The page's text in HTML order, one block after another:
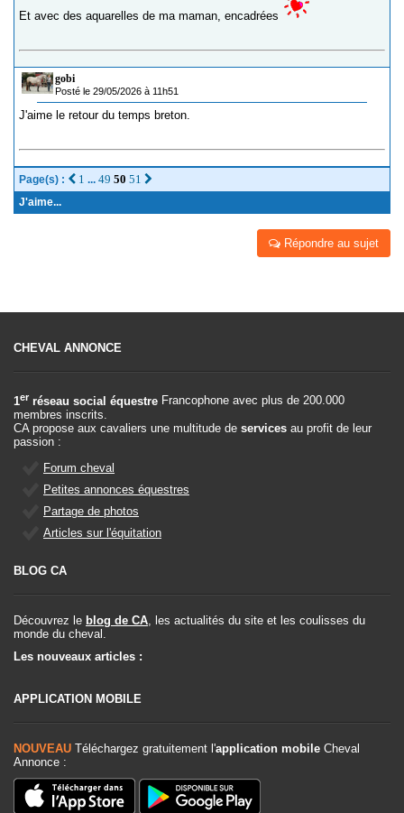
Et avec des aquarelles de ma maman, encadrées
gobi
Posté le 29/05/2026 à 11h51
J'aime le retour du temps breton.
Page(s) : 1 ... 49 50 51
J'aime...
Répondre au sujet
CHEVAL ANNONCE
1er réseau social équestre Francophone avec plus de 200.000
membres inscrits.
CA propose aux cavaliers une multitude de services au profit de leur
passion :
Forum cheval
Petites annonces équestres
Partage de photos
Articles sur l'équitation
BLOG CA
Découvrez le blog de CA , les actualités du site et les coulisses du
monde du cheval.
Les nouveaux articles :
APPLICATION MOBILE
NOUVEAU Téléchargez gratuitement l'application mobile Cheval
Annonce :